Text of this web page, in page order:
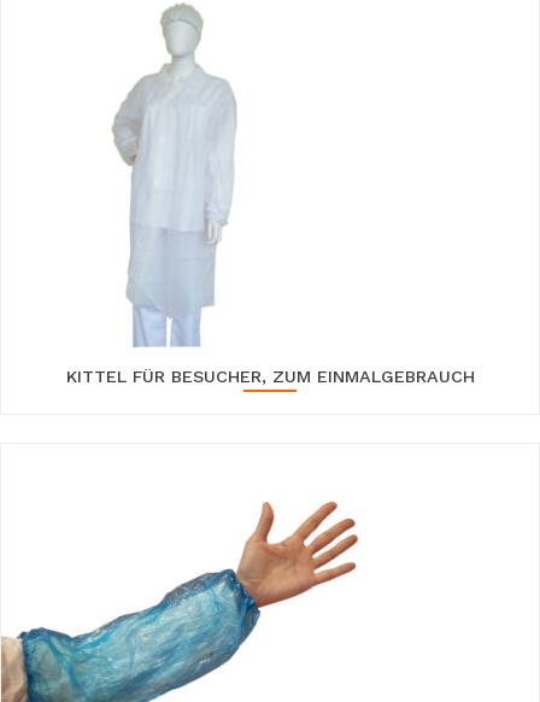
KITTEL FÜR BESUCHER, ZUM EINMALGEBRAUCH